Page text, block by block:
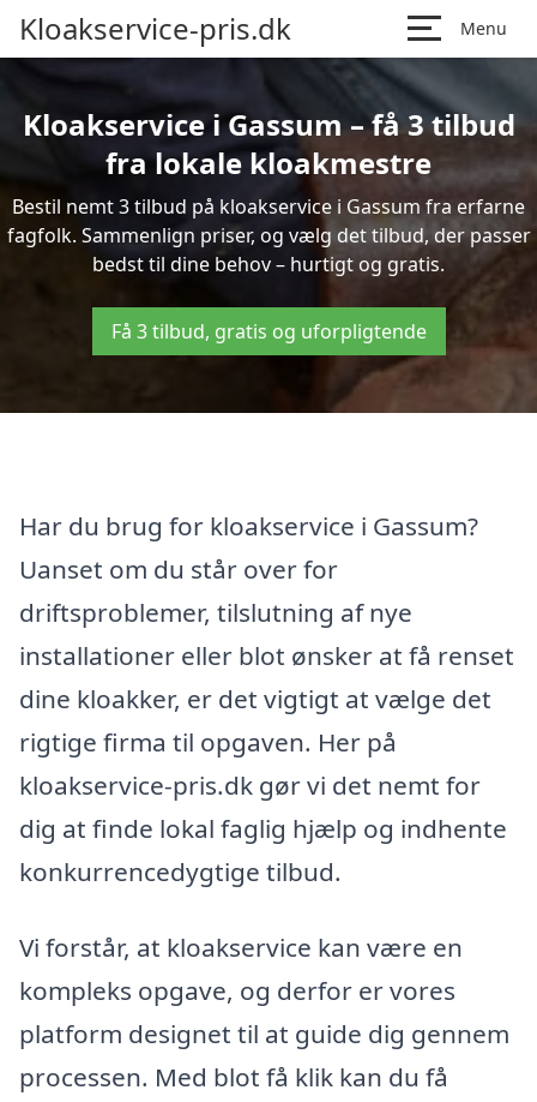
Kloakservice-pris.dk Menu
Kloakservice i Gassum – få 3 tilbud
fra lokale kloakmestre
Bestil nemt 3 tilbud på kloakservice i Gassum fra erfarne
fagfolk. Sammenlign priser, og vælg det tilbud, der passer
bedst til dine behov – hurtigt og gratis.
Få 3 tilbud, gratis og uforpligtende
Har du brug for kloakservice i Gassum?
Uanset om du står over for
driftsproblemer, tilslutning af nye
installationer eller blot ønsker at få renset
dine kloakker, er det vigtigt at vælge det
rigtige firma til opgaven. Her på
kloakservice-pris.dk gør vi det nemt for
dig at finde lokal faglig hjælp og indhente
konkurrencedygtige tilbud.
Vi forstår, at kloakservice kan være en
kompleks opgave, og derfor er vores
platform designet til at guide dig gennem
processen. Med blot få klik kan du få